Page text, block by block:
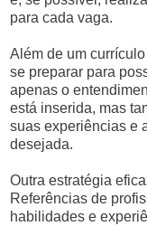
para cada vaga.
Além de um
se preparar para
apenas o
está inserida, mas
suas experiências e
desejada.
Outra estratégia
Referências de
habilidades e